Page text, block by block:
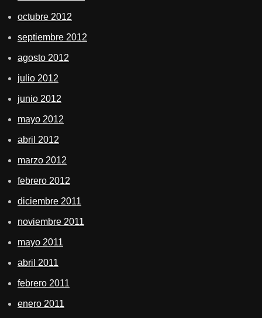
octubre 2012
septiembre 2012
agosto 2012
julio 2012
junio 2012
mayo 2012
abril 2012
marzo 2012
febrero 2012
diciembre 2011
noviembre 2011
mayo 2011
abril 2011
febrero 2011
enero 2011